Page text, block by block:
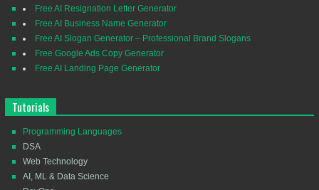
Free AI Resignation Letter Generator
Free AI Business Name Generator
Free AI Slogan Generator – Professional Brand Slogans
Free Google Ads Copy Generator
Free AI Landing Page Generator
Tutorials
Programming Languages
DSA
Web Technology
AI, ML & Data Science